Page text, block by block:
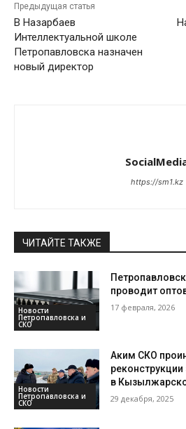
Предыдущая статья
В Назарбаев
Интеллектуальной школе
Петропавловска назначен
новый директор
https://sm1.kz
ЧИТАЙТЕ ТАКЖЕ
Новости
Петропавловска и
СКО
проводит
17 февраля, 2026
Новости
Петропавловска и
СКО
Аким СКО
в
29 декабря, 2025